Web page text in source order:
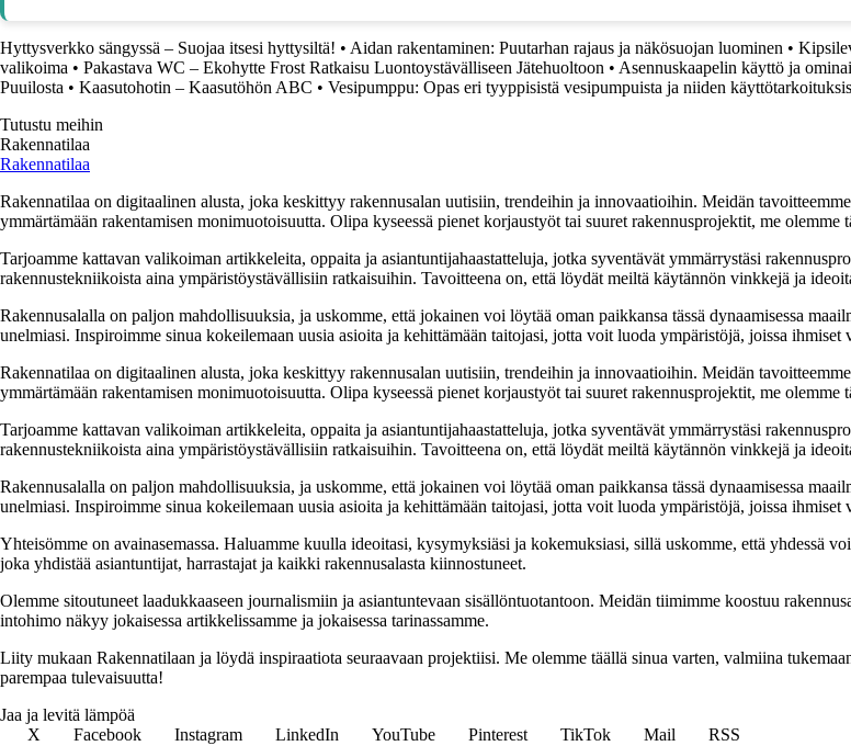
Hyttysverkko sängyssä – Suojaa itsesi hyttysiltä! • Aidan rakentaminen: Puutarhan rajaus ja näkösuojan luominen •
valikoima • Pakastava WC – Ekohytte Frost Ratkaisu Luontoystävälliseen Jätehuoltoon • Asennuskaapelin käyttö ja
Puuilosta • Kaasutohotin – Kaasutöhön ABC • Vesipumppu: Opas eri tyyppisistä vesipumpuista ja niiden
Tutustu meihin
Rakennatilaa
Rakennatilaa
Rakennatilaa on digitaalinen alusta, joka keskittyy rakennusalan uutisiin, trendeihin ja innovaatioihin. Meidän
ymmärtämään rakentamisen monimuotoisuutta. Olipa kyseessä pienet korjaustyöt tai suuret rakennusprojektit, me olemme
Tarjoamme kattavan valikoiman artikkeleita, oppaita ja asiantuntijahaastatteluja, jotka syventävät ymmärrystäsi
rakennustekniikoista aina ympäristöystävällisiin ratkaisuihin. Tavoitteena on, että löydät meiltä käytännön vinkkejä ja
Rakennusalalla on paljon mahdollisuuksia, ja uskomme, että jokainen voi löytää oman paikkansa tässä dynaamisessa
unelmiasi. Inspiroimme sinua kokeilemaan uusia asioita ja kehittämään taitojasi, jotta voit luoda ympäristöjä, joissa ihmiset
Rakennatilaa on digitaalinen alusta, joka keskittyy rakennusalan uutisiin, trendeihin ja innovaatioihin. Meidän
ymmärtämään rakentamisen monimuotoisuutta. Olipa kyseessä pienet korjaustyöt tai suuret rakennusprojektit, me olemme
Tarjoamme kattavan valikoiman artikkeleita, oppaita ja asiantuntijahaastatteluja, jotka syventävät ymmärrystäsi
rakennustekniikoista aina ympäristöystävällisiin ratkaisuihin. Tavoitteena on, että löydät meiltä käytännön vinkkejä ja
Rakennusalalla on paljon mahdollisuuksia, ja uskomme, että jokainen voi löytää oman paikkansa tässä dynaamisessa
unelmiasi. Inspiroimme sinua kokeilemaan uusia asioita ja kehittämään taitojasi, jotta voit luoda ympäristöjä, joissa ihmiset
Yhteisömme on avainasemassa. Haluamme kuulla ideoitasi, kysymyksiäsi ja kokemuksiasi, sillä uskomme, että yhdessä
joka yhdistää asiantuntijat, harrastajat ja kaikki rakennusalasta kiinnostuneet.
Olemme sitoutuneet laadukkaaseen journalismiin ja asiantuntevaan sisällöntuotantoon. Meidän tiimimme koostuu
intohimo näkyy jokaisessa artikkelissamme ja jokaisessa tarinassamme.
Liity mukaan Rakennatilaan ja löydä inspiraatiota seuraavaan projektiisi. Me olemme täällä sinua varten, valmiina
parempaa tulevaisuutta!
Jaa ja levitä lämpöä
X
Facebook Instagram LinkedIn YouTube Pinterest TikTok Mail
RSS